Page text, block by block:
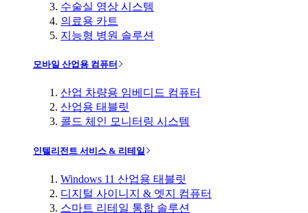
수술실 영상 시스템
의료용 카트
지능형 병원 솔루션
모바일 산업용 컴퓨터
산업 차량용 임베디드 컴퓨터
산업용 태블릿
콜드 체인 모니터링 시스템
인텔리전트 서비스 & 리테일
Windows 11 산업용 태블릿
디지털 사이니지 & 엣지 컴퓨터
스마트 리테일 통합 솔루션